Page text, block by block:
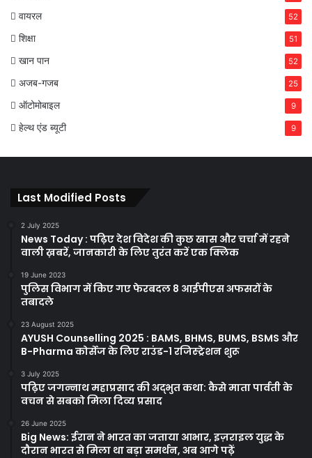
वायरल 52
शिक्षा 51
खान पान 52
अजब-गजब 25
ऑटोमोबाइल 9
हेल्थ एंड ब्यूटी 9
Last Modified Posts
2 July 2025
News Today : पढ़िए देश विदेश की कुछ खास और चर्चा में रहने
वाली ख़बरें, जानकारी के लिए तुरंत करें एक क्लिक
19 June 2023
पुलिस विभाग में किए गए फेरबदल 8 आईपीएस अफसरों के
तबादले
23 August 2025
AYUSH Counselling 2025 : BAMS, BHMS, BUMS, BSMS और
B-Pharma कोर्सेज के लिए राउंड-1 रजिस्ट्रेशन शुरू
3 July 2025
पढ़िए जगन्नाथ महाप्रसाद की अद्भुत कथा: कैसे माता पार्वती के
वचन से सबको मिला दिव्य प्रसाद
26 June 2025
Big News: ईरान ने भारत का जताया आभार, इज़राइल युद्ध के
दौरान भारत से मिला था बड़ा समर्थन, अब आगे पढ़ें